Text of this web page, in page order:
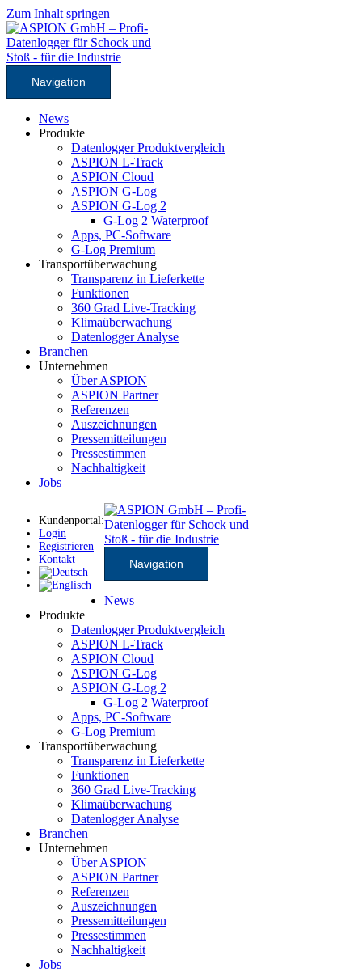
Zum Inhalt springen
Navigation
News
Produkte
Datenlogger Produktvergleich
ASPION L-Track
ASPION Cloud
ASPION G-Log
ASPION G-Log 2
G-Log 2 Waterproof
Apps, PC-Software
G-Log Premium
Transportüberwachung
Transparenz in Lieferkette
Funktionen
360 Grad Live-Tracking
Klimaüberwachung
Datenlogger Analyse
Branchen
Unternehmen
Über ASPION
ASPION Partner
Referenzen
Auszeichnungen
Pressemitteilungen
Pressestimmen
Nachhaltigkeit
Jobs
Kundenportal:
Login
Registrieren
Kontakt
Navigation
News
Produkte
Datenlogger Produktvergleich
ASPION L-Track
ASPION Cloud
ASPION G-Log
ASPION G-Log 2
G-Log 2 Waterproof
Apps, PC-Software
G-Log Premium
Transportüberwachung
Transparenz in Lieferkette
Funktionen
360 Grad Live-Tracking
Klimaüberwachung
Datenlogger Analyse
Branchen
Unternehmen
Über ASPION
ASPION Partner
Referenzen
Auszeichnungen
Pressemitteilungen
Pressestimmen
Nachhaltigkeit
Jobs